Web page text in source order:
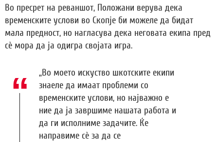
Во пресрет на реваншот, Положани верува дека
временските услови во Скопје би можеле да бидат
мала предност, но нагласува дека неговата екипа пред
сè мора да ја одигра својата игра.
„Во моето искуство шкотските екипи
знаеле да имаат проблеми со
временските услови, но најважно е
ние да ја завршиме нашата работа и
да ги исполниме задачите. Ќе
направиме сè за да се